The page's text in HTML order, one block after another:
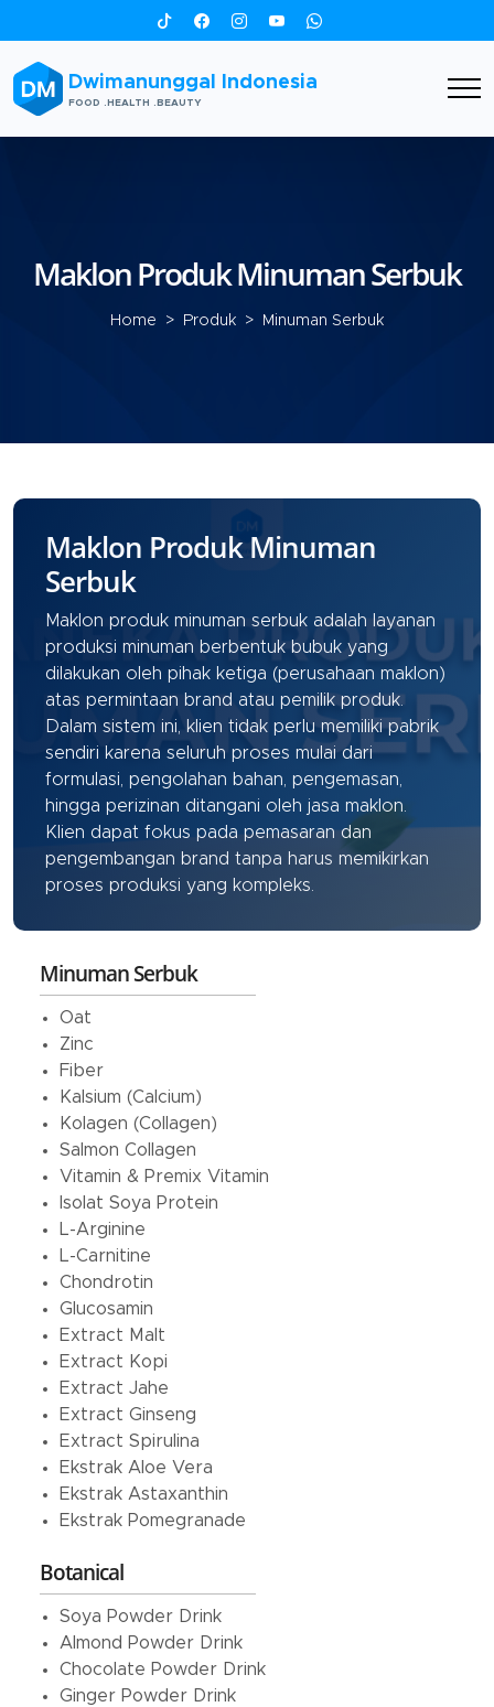
Dwimanunggal Indonesia
FOOD .HEALTH .BEAUTY
Maklon Produk Minuman Serbuk
Home > Produk > Minuman Serbuk
Maklon Produk Minuman
Serbuk
Maklon produk minuman serbuk adalah layanan
produksi minuman berbentuk bubuk yang
dilakukan oleh pihak ketiga (perusahaan maklon)
atas permintaan brand atau pemilik produk.
Dalam sistem ini, klien tidak perlu memiliki pabrik
sendiri karena seluruh proses mulai dari
formulasi, pengolahan bahan, pengemasan,
hingga perizinan ditangani oleh jasa maklon.
Klien dapat fokus pada pemasaran dan
pengembangan brand tanpa harus memikirkan
proses produksi yang kompleks.
Minuman Serbuk
Oat
Zinc
Fiber
Kalsium (Calcium)
Kolagen (Collagen)
Salmon Collagen
Vitamin & Premix Vitamin
Isolat Soya Protein
L-Arginine
L-Carnitine
Chondrotin
Glucosamin
Extract Malt
Extract Kopi
Extract Jahe
Extract Ginseng
Extract Spirulina
Ekstrak Aloe Vera
Ekstrak Astaxanthin
Ekstrak Pomegranade
Botanical
Soya Powder Drink
Almond Powder Drink
Chocolate Powder Drink
Ginger Powder Drink